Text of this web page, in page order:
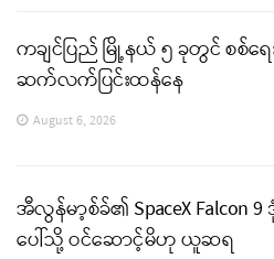
ကချင်ပြည် မြို့နယ် ၅ ခုတွင် စစ်ရေ
ဆက်လက်ပြင်းထန်နေ
August 6, 2026
အီလွန်မာ့စ်ခ်၏ SpaceX Falcon
ပေါ်သို့ ဝင်ဆောင့်မိဟု ယူဆရ